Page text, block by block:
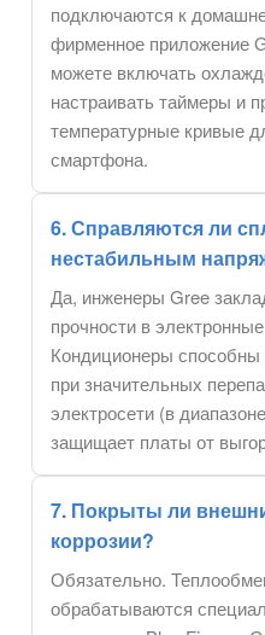
подключаются к
фирменное приложение
можете включать
настраивать таймеры и
температурные кривые
смартфона.
6. Справляются ли
нестабильным
Да, инженеры Gree
прочности в
Кондиционеры способны
при значительных
электросети (в
защищает платы от
7. Покрыты ли
коррозии?
Обязательно.
обрабатываются